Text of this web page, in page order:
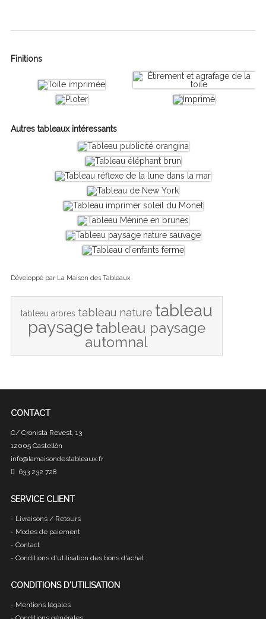
Finitions
Autres tableaux intéressants
Développé par La Maison des Tableaux
tableau arbres tableau nature tableau
paysage tableau paysage
automnal
CONTACT
C/ Cronista Revest, 13
12005 Castellón
info@lamaisondestableaux.fr
633 232 728
SERVICE CLIENT
- Livraisons / Retours
- Modes de paiement
- Contact
- Conditions d'utilisation des bons d'achat
CONDITIONS D'UTILISATION
- Mentions légales